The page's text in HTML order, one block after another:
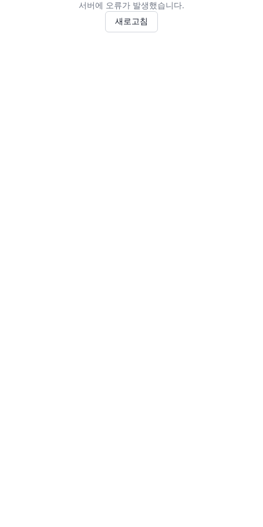
서버에 오류가 발생했습니다.
새로고침